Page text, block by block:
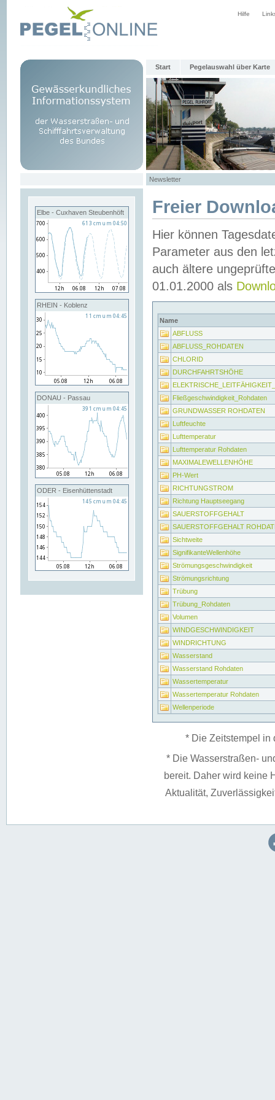
Hilfe
Start Pegelauswahl über Karte
Newsletter
Elbe - Cuxhaven Steubenhöft
RHEIN - Koblenz
DONAU - Passau
ODER - Eisenhüttenstadt
Freier
Hier können
Parameter aus den
auch ältere
01.01.2000 als
Name
ABFLUSS
ABFLUSS_ROHDATEN
CHLORID
DURCHFAHRTSHÖHE
Fließgeschwindigkeit_Rohdaten
GRUNDWASSER ROHDATEN
Luftfeuchte
Lufttemperatur
Lufttemperatur Rohdaten
MAXIMALEWELLENHÖHE
PH-Wert
RICHTUNGSTROM
Richtung Hauptseegang
SAUERSTOFFGEHALT
SAUERSTOFFGEHALT
Sichtweite
SignifikanteWellenhöhe
Strömungsgeschwindigkeit
Strömungsrichtung
Trübung
Trübung_Rohdaten
Volumen
WINDGESCHWINDIGKEIT
WINDRICHTUNG
Wasserstand
Wasserstand Rohdaten
Wassertemperatur
Wassertemperatur Rohdaten
Wellenperiode
* Die Zeitstempel in
* Die Wasserstraßen-
bereit. Daher wird keine
Aktualität,